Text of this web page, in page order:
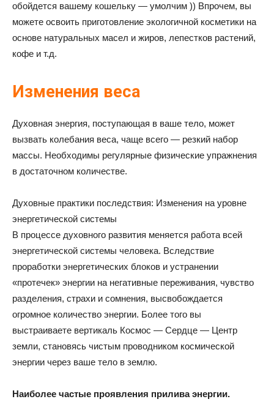
обойдется вашему кошельку — умолчим )) Впрочем, вы
можете освоить приготовление экологичной косметики на
основе натуральных масел и жиров, лепестков растений,
кофе и т.д.
Изменения веса
Духовная энергия, поступающая в ваше тело, может
вызвать колебания веса, чаще всего — резкий набор
массы. Необходимы регулярные физические упражнения
в достаточном количестве.
Духовные практики последствия: Изменения на уровне
энергетической системы
В процессе духовного развития меняется работа всей
энергетической системы человека. Вследствие
проработки энергетических блоков и устранении
«протечек» энергии на негативные переживания, чувство
разделения, страхи и сомнения, высвобождается
огромное количество энергии. Более того вы
выстраиваете вертикаль Космос — Сердце — Центр
земли, становясь чистым проводником космической
энергии через ваше тело в землю.
Наиболее частые проявления прилива энергии.